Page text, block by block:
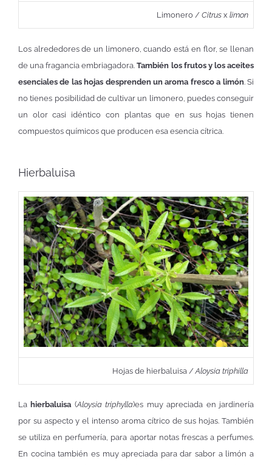
Limonero / Citrus x limon
Los alrededores de un limonero, cuando está en flor, se llenan
de una fragancia embriagadora.También los frutos y los aceites
esenciales de las hojas desprenden un aroma fresco a limón. Si
no tienes posibilidad de cultivar un limonero, puedes conseguir
un olor casi idéntico con plantas que en sus hojas tienen
compuestos químicos que producen esa esencia cítrica.
Hierbaluisa
Hojas de hierbaluisa /Aloysia triphilla
La hierbaluisa (Aloysia triphylla)es muy apreciada en jardinería
por su aspecto y el intenso aroma cítrico de sus hojas. También
se utiliza en perfumería, para aportar notas frescas a perfumes.
En cocina también es muy apreciada para dar sabor a limón a